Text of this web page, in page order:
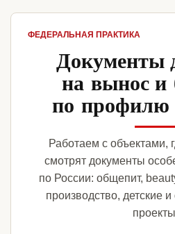
ФЕДЕРАЛЬНАЯ ПРАКТИКА
Документы
на вынос и
по профилю
Работаем с объектами,
смотрят документы
по России: общепит,
производство, детские